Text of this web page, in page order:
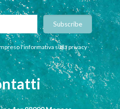
l'informativa sulla privacy